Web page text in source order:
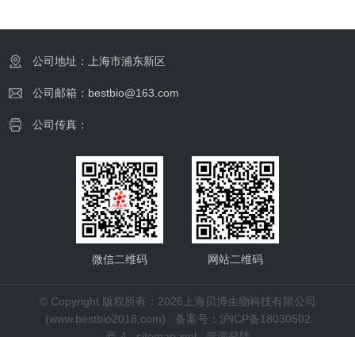
坏生物样本的细胞结构，释放出细胞内的蛋白
和活性。细胞裂解：试剂盒中的裂解液通常含
有多种成分，如去垢剂、缓冲剂、盐类等。去
公司地址：上海市浦东新区
公司邮箱：bestbio@163.com
公司传真：
微信二维码 网站二维码
© Copyright 版权所有：2026上海贝博生物科技有限公司
(www.bestbio2018.com) 备案号：沪ICP备18030502